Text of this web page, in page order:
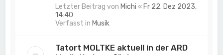
Letzter Beitrag von Michi « Fr 22. Dez 2023,
14:40
Verfasst in Musik
Tatort MOLTKE aktuell in der ARD